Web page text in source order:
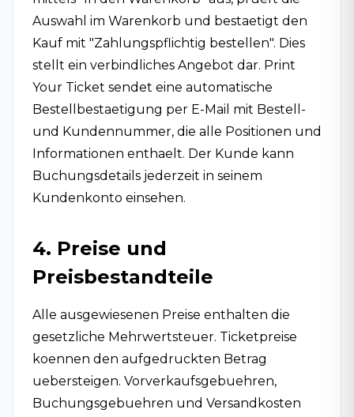
Auswahl im Warenkorb und bestaetigt den
Kauf mit "Zahlungspflichtig bestellen". Dies
stellt ein verbindliches Angebot dar. Print
Your Ticket sendet eine automatische
Bestellbestaetigung per E-Mail mit Bestell-
und Kundennummer, die alle Positionen und
Informationen enthaelt. Der Kunde kann
Buchungsdetails jederzeit in seinem
Kundenkonto einsehen.
4. Preise und
Preisbestandteile
Alle ausgewiesenen Preise enthalten die
gesetzliche Mehrwertsteuer. Ticketpreise
koennen den aufgedruckten Betrag
uebersteigen. Vorverkaufsgebuehren,
Buchungsgebuehren und Versandkosten